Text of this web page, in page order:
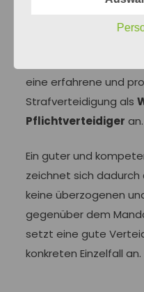
Straftatbeständen.
eine erfahrene und
Strafverteidigung als
Pflichtverteidiger an.
Ein guter und
zeichnet sich dadurch
keine überzogenen
gegenüber dem
setzt eine gute
konkreten Einzelfall an.